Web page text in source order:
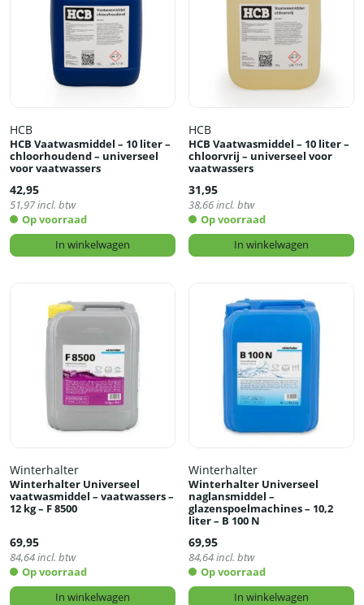
HCB
HCB Vaatwasmiddel – 10 liter –
chloorhoudend – universeel
voor vaatwassers
42,95
51,97incl. btw
Op voorraad
In winkelwagen
HCB
HCB Vaatwasmiddel – 10 liter –
chloorvrij – universeel voor
vaatwassers
31,95
38,66incl. btw
Op voorraad
In winkelwagen
Winterhalter
Winterhalter Universeel
vaatwasmiddel – vaatwassers –
12 kg – F 8500
69,95
84,64incl. btw
Op voorraad
In winkelwagen
Winterhalter
Winterhalter Universeel
naglansmiddel –
glazenspoelmachines – 10,2
liter – B 100 N
69,95
84,64incl. btw
Op voorraad
In winkelwagen